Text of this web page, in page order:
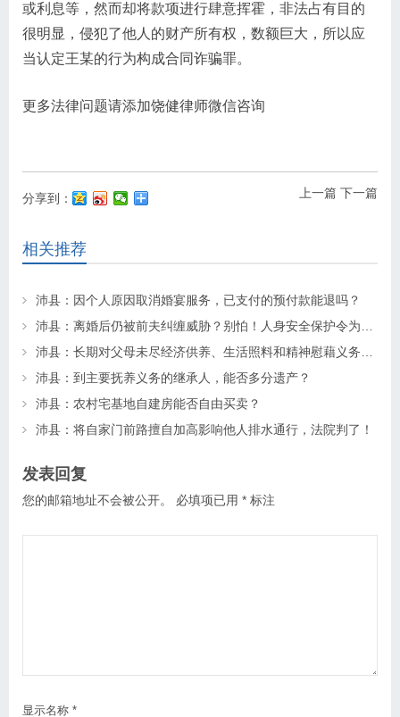
或利息等，然而却将款项进行肆意挥霍，非法占有目的
很明显，侵犯了他人的财产所有权，数额巨大，所以应
当认定王某的行为构成合同诈骗罪。
更多法律问题请添加饶健律师微信咨询
上一篇 下一篇
分享到：
相关推荐
沛县：因个人原因取消婚宴服务，已支付的预付款能退吗？
沛县：到主要抚养义务的继承人，能否多分遗产？
沛县：农村宅基地自建房能否自由买卖？
沛县：将自家门前路擅自加高影响他人排水通行，法院判了！
发表回复
您的邮箱地址不会被公开。 必填项已用 * 标注
显示名称 *